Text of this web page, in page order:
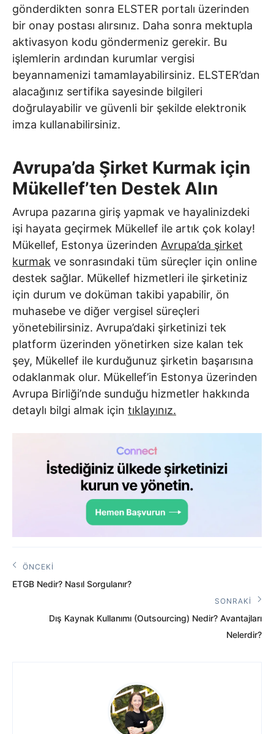
gönderdikten sonra ELSTER portalı üzerinden
bir onay postası alırsınız. Daha sonra mektupla
aktivasyon kodu göndermeniz gerekir. Bu
işlemlerin ardından kurumlar vergisi
beyannamenizi tamamlayabilirsiniz. ELSTER’dan
alacağınız sertifika sayesinde bilgileri
doğrulayabilir ve güvenli bir şekilde elektronik
imza kullanabilirsiniz.
Avrupa’da Şirket Kurmak için
Mükellef’ten Destek Alın
Avrupa pazarına giriş yapmak ve hayalinizdeki
işi hayata geçirmek Mükellef ile artık çok kolay!
Mükellef, Estonya üzerinden Avrupa’da şirket
kurmak ve sonrasındaki tüm süreçler için online
destek sağlar. Mükellef hizmetleri ile şirketiniz
için durum ve doküman takibi yapabilir, ön
muhasebe ve diğer vergisel süreçleri
yönetebilirsiniz. Avrupa’daki şirketinizi tek
platform üzerinden yönetirken size kalan tek
şey, Mükellef ile kurduğunuz şirketin başarısına
odaklanmak olur. Mükellef’in Estonya üzerinden
Avrupa Birliği’nde sunduğu hizmetler hakkında
detaylı bilgi almak için tıklayınız.
Yazı
gezinmesi
ÖNCEKI
Önceki
ETGB Nedir? Nasıl Sorgulanır?
SONRAKI
Sonraki
Dış Kaynak Kullanımı (Outsourcing) Nedir? Avantajları
Nelerdir?